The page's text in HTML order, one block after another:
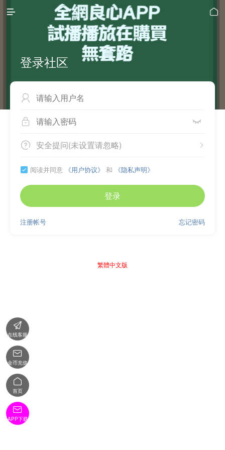
 
登录社区

 
 
安全提问(未设置请忽略)
 阅读并同意 《用户协议》 和 《隐私声明》
登录
忘记密码
注册帐号
繁體中文版

在线客服

金币充值

首页

APP下载